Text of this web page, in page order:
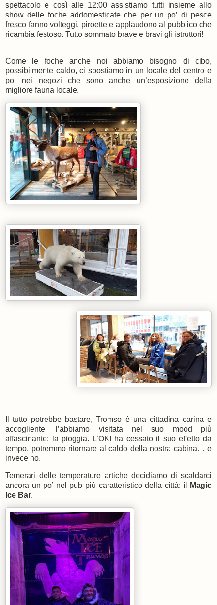
spettacolo e così alle 12:00 assistiamo tutti insieme allo
show delle foche addomesticate che per un po’ di pesce
fresco fanno volteggi, piroette e applaudono al pubblico che
ricambia festoso. Tutto sommato brave e bravi gli istruttori!
Come le foche anche noi abbiamo bisogno di cibo,
possibilmente caldo, ci spostiamo in un locale del centro e
poi nei negozi che sono anche un’esposizione della
migliore fauna locale.
Il tutto potrebbe bastare, Tromso è una cittadina carina e
accogliente, l’abbiamo visitata nel suo mood più
affascinante: la pioggia. L’OKI ha cessato il suo effetto da
tempo, potremmo ritornare al caldo della nostra cabina… e
invece no.
Temerari delle temperature artiche decidiamo di scaldarci
ancora un po’ nel pub più caratteristico della città: il Magic
Ice Bar.